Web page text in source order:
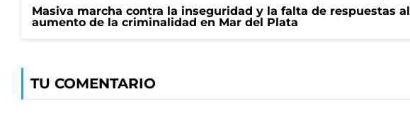
Masiva marcha contra la inseguridad y la falta de respuestas al
aumento de la criminalidad en Mar del Plata
TU COMENTARIO